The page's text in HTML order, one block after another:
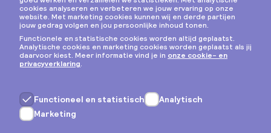
Privacy & cookies
Algemene voorwaarden